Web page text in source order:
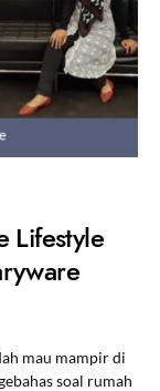
Lifestyle
mau mampir di
soal rumah